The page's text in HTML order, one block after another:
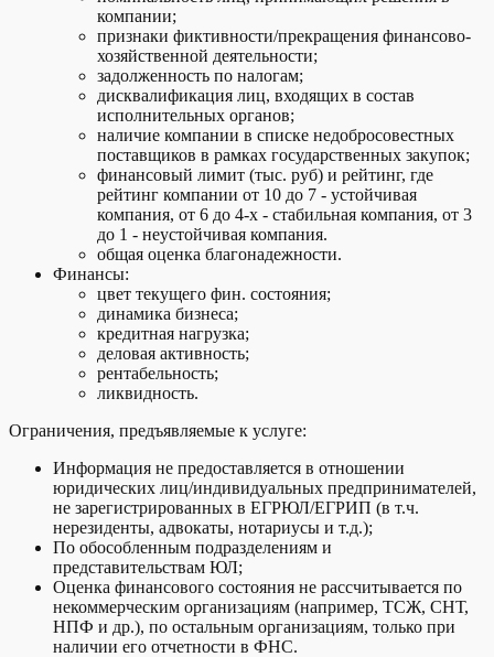
компании;
признаки фиктивности/прекращения финансово-
хозяйственной деятельности;
задолженность по налогам;
дисквалификация лиц, входящих в состав
исполнительных органов;
наличие компании в списке недобросовестных
поставщиков в рамках государственных закупок;
финансовый лимит (тыс. руб) и рейтинг, где
рейтинг компании от 10 до 7 - устойчивая
компания, от 6 до 4-х - стабильная компания, от 3
до 1 - неустойчивая компания.
общая оценка благонадежности.
Финансы:
цвет текущего фин. состояния;
динамика бизнеса;
кредитная нагрузка;
деловая активность;
рентабельность;
ликвидность.
Ограничения, предъявляемые к услуге:
Информация не предоставляется в отношении
юридических лиц/индивидуальных предпринимателей,
не зарегистрированных в ЕГРЮЛ/ЕГРИП (в т.ч.
нерезиденты, адвокаты, нотариусы и т.д.);
По обособленным подразделениям и
представительствам ЮЛ;
Оценка финансового состояния не рассчитывается по
некоммерческим организациям (например, ТСЖ, СНТ,
НПФ и др.), по остальным организациям, только при
наличии его отчетности в ФНС.